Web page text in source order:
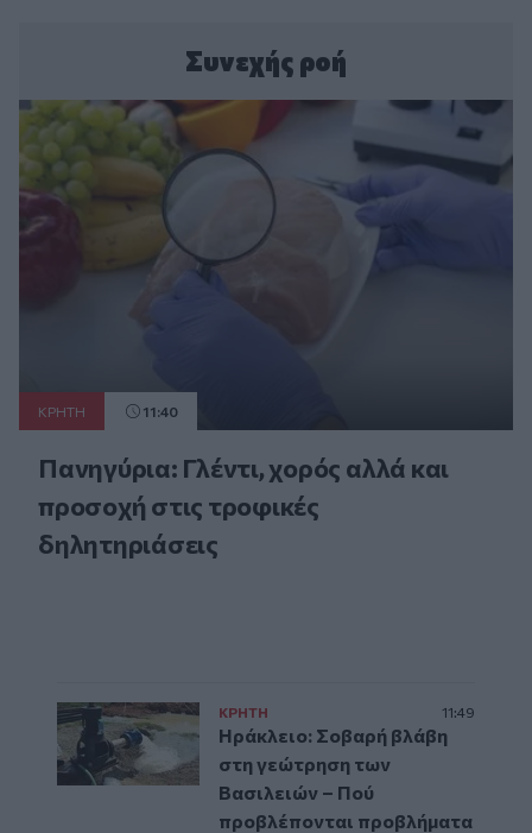
Συνεχής ροή
ΚΡΗΤΗ 11:40
Πανηγύρια: Γλέντι, χορός αλλά και
προσοχή στις τροφικές
δηλητηριάσεις
ΚΡΗΤΗ 11:49
Ηράκλειο: Σοβαρή βλάβη
στη γεώτρηση των
Βασιλειών – Πού
προβλέπονται προβλήματα